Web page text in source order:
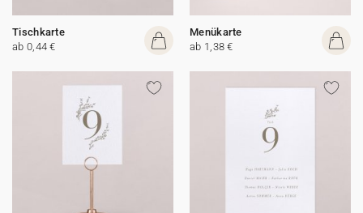
Tischkarte
ab 0,44 €
Menükarte
ab 1,38 €